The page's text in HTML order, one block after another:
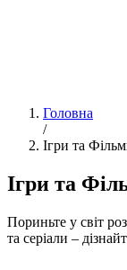
Головна
/
Ігри та
Ігри та
Пориньте у світ
та серіали –